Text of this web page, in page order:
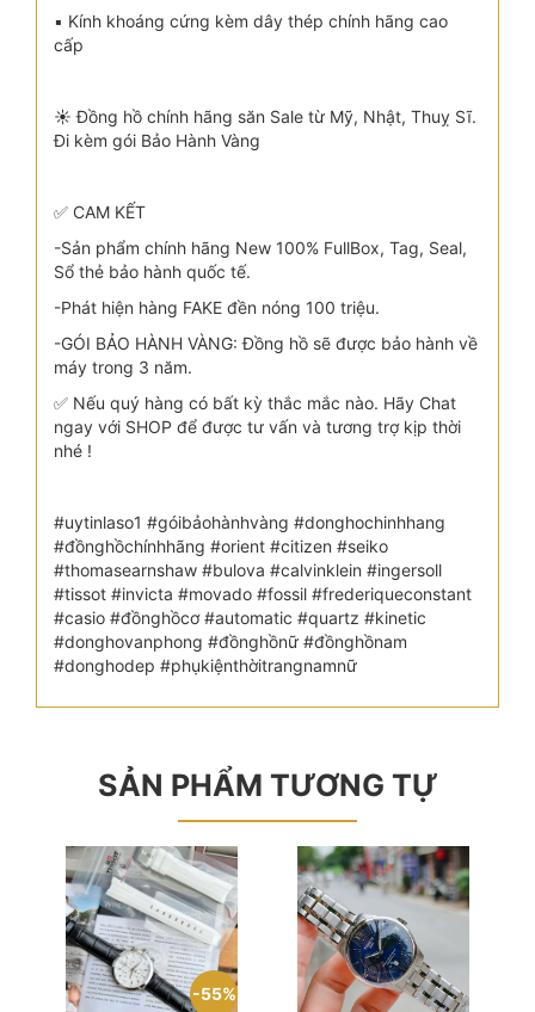
▪️ Kính khoáng cứng kèm dây thép chính hãng cao
cấp
☀️ Đồng hồ chính hãng săn Sale từ Mỹ, Nhật, Thuỵ Sĩ.
Đi kèm gói Bảo Hành Vàng
✅ CAM KẾT
-Sản phẩm chính hãng New 100% FullBox, Tag, Seal,
Sổ thẻ bảo hành quốc tế.
-Phát hiện hàng FAKE đền nóng 100 triệu.
-GÓI BẢO HÀNH VÀNG: Đồng hồ sẽ được bảo hành về
máy trong 3 năm.
✅ Nếu quý hàng có bất kỳ thắc mắc nào. Hãy Chat
ngay với SHOP để được tư vấn và tương trợ kịp thời
nhé !
#uytinlaso1 #góibảohànhvàng #donghochinhhang
#đồnghồchínhhãng #orient #citizen #seiko
#thomasearnshaw #bulova #calvinklein #ingersoll
#tissot #invicta #movado #fossil #frederiqueconstant
#casio #đồnghồcơ #automatic #quartz #kinetic
#donghovanphong #đồnghồnữ #đồnghồnam
#donghodep #phụkiệnthờitrangnamnữ
SẢN PHẨM TƯƠNG TỰ
55%